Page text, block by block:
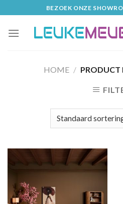
to
content
BEZOEK ONZE
HOME / PRODUCT